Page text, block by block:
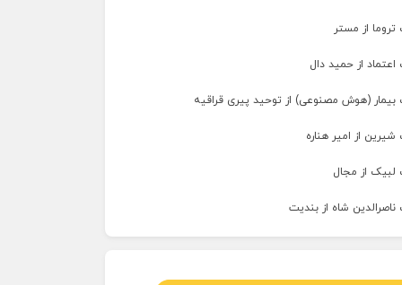
تروما از مستر
اعتماد از حمید دال
بیمار (هوش مصنوعی) از توحید پیری قراقیه
شیرین از امیر هناره
لبیک از مجال
ناصرالدین شاه از بندیت